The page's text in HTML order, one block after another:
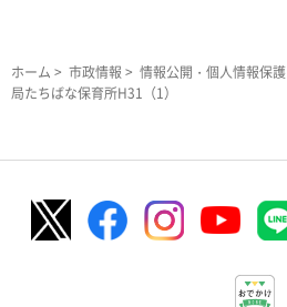
ホーム > 市政情報 > 情報公開・個人情報保護
局たちばな保育所H31（1）